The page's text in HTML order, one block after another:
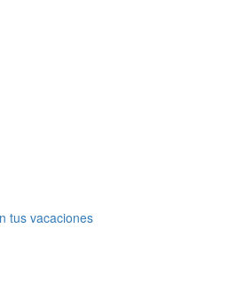
tus vacaciones